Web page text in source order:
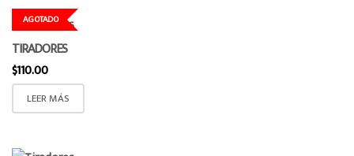
AGOTADO
TIRADORES
$110.00
LEER MÁS